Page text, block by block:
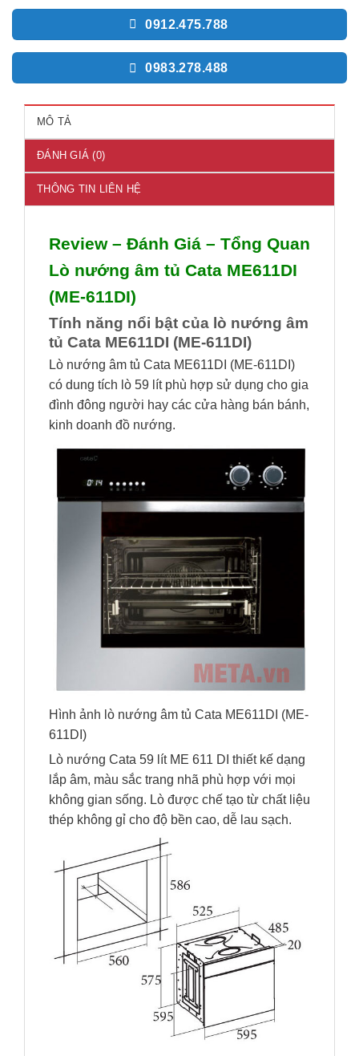
0912.475.788
0983.278.488
MÔ TẢ
ĐÁNH GIÁ (0)
THÔNG TIN LIÊN HỆ
Review – Đánh Giá – Tổng Quan
Lò nướng âm tủ Cata ME611DI
(ME-611DI)
Tính năng nổi bật của lò nướng âm
tủ Cata ME611DI (ME-611DI)
Lò nướng âm tủ Cata ME611DI (ME-611DI)
có dung tích lò 59 lít phù hợp sử dụng cho gia
đình đông người hay các cửa hàng bán bánh,
kinh doanh đồ nướng.
Hình ảnh lò nướng âm tủ Cata ME611DI (ME-
611DI)
Lò nướng Cata 59 lít ME 611 DI thiết kế dạng
lắp âm, màu sắc trang nhã phù hợp với mọi
không gian sống. Lò được chế tạo từ chất liệu
thép không gỉ cho độ bền cao, dễ lau sạch.